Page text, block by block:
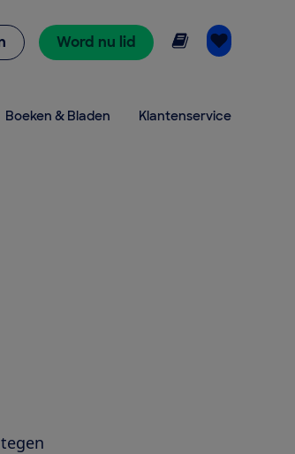
Word nu lid Online lezen
Boeken & Bladen Klantenservice